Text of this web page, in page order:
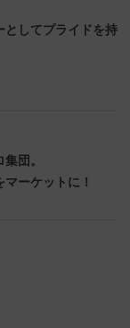
としてプライドを持
団。
ーケットに！